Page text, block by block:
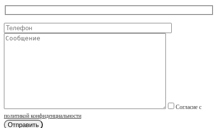
Согласие с
политикой конфиденциальности